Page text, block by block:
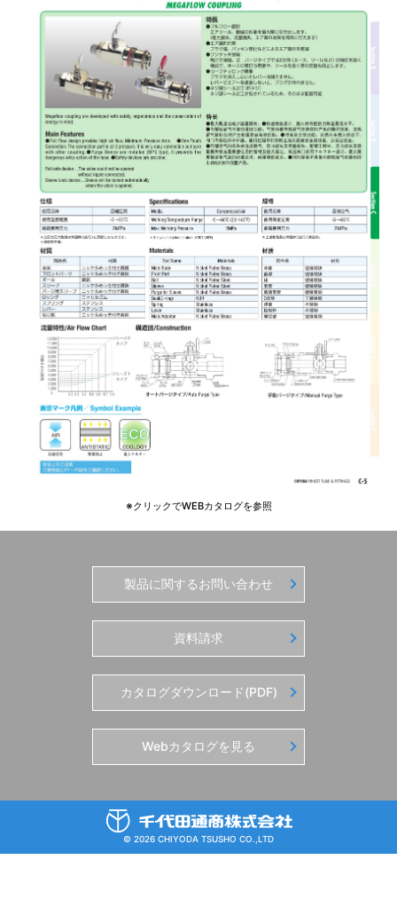
※クリックでWEBカタログを参照
製品に関するお問い合わせ
資料請求
カタログダウンロード(PDF)
Webカタログを見る
© 2026 CHIYODA TSUSHO CO.,LTD